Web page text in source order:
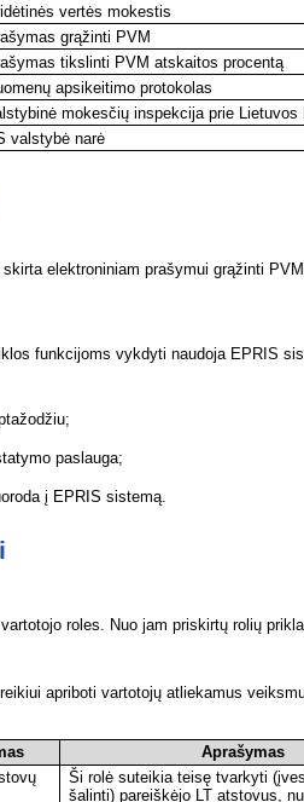
vertės mokestis
grąžinti PVM
tikslinti PVM atskaitos procentą
apsikeitimo protokolas
mokesčių inspekcija prie
valstybė narė
elektroniniam prašymui grąžinti
funkcijoms vykdyti naudoja EPRIS
paslauga;
į EPRIS sistemą.
roles. Nuo jam priskirtų rolių
apriboti vartotojų atliekamus
Aprašymas
Ši rolė suteikia teisę tvarkyti
šalinti) pareiškėjo LT atstovus,